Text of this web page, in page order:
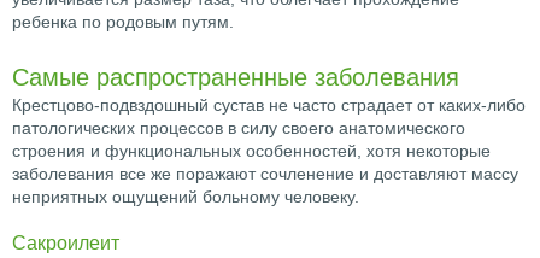
ребенка по родовым путям.
Самые распространенные заболевания
Крестцово-подвздошный сустав не часто страдает от каких-либо
патологических процессов в силу своего анатомического
строения и функциональных особенностей, хотя некоторые
заболевания все же поражают сочленение и доставляют массу
неприятных ощущений больному человеку.
Сакроилеит